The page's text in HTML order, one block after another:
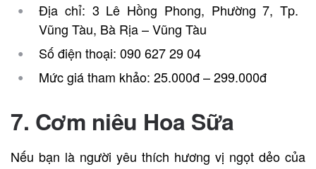
Địa chỉ: 3 Lê Hồng Phong, Phường 7, Tp.
Vũng Tàu, Bà Rịa – Vũng Tàu
Số điện thoại: 090 627 29 04
Mức giá tham khảo: 25.000đ – 299.000đ
7. Cơm niêu Hoa Sữa
Nếu bạn là người yêu thích hương vị ngọt dẻo của